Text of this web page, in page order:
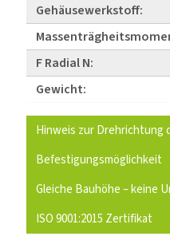
Gehäusewerkstoff:
F Radial N:
Gewicht:
Hinweis zur Drehrichtung
Befestigungsmöglichkeit
Gleiche Bauhöhe – keine
ISO 9001:2015 Zertifikat